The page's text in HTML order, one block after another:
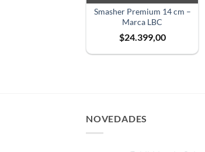
Smasher Premium 14 cm –
Marca LBC
$24.399,00
NOVEDADES